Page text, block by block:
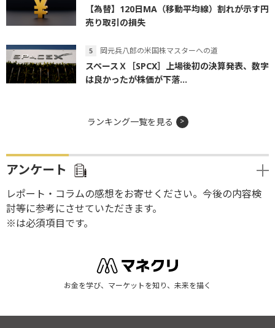
【為替】120日MA（移動平均線）割れが示す円
売り取引の損失
岡元兵八郎の米国株マスターへの道
スペースＸ［SPCX］上場後初の決算発表、数字
は良かったが株価が下落...
ランキング一覧を見る
アンケート
レポート・コラムの感想をお寄せください。今後の内容検
討等に参考にさせていただきます。
※は必須項目です。
お金を学び、マーケットを知り、未来を描く